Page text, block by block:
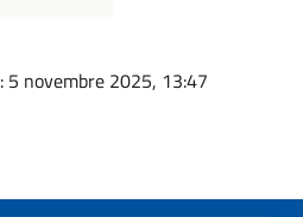
: 5 novembre 2025, 13:47